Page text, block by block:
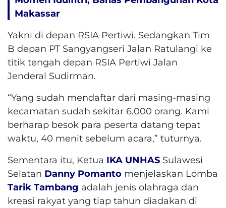
Makassar
Yakni di depan RSIA Pertiwi. Sedangkan Tim
B depan PT Sangyangseri Jalan Ratulangi ke
titik tengah depan RSIA Pertiwi Jalan
Jenderal Sudirman.
“Yang sudah mendaftar dari masing-masing
kecamatan sudah sekitar 6.000 orang. Kami
berharap besok para peserta datang tepat
waktu, 40 menit sebelum acara,” tuturnya.
Sementara itu, Ketua IKA UNHAS Sulawesi
Selatan Danny Pomanto menjelaskan Lomba
Tarik Tambang adalah jenis olahraga dan
kreasi rakyat yang tiap tahun diadakan di